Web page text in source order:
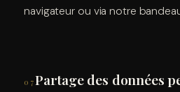
navigateur ou via notre
07Partage des données